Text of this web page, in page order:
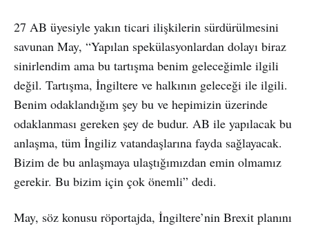
27 AB üyesiyle yakın ticari ilişkilerin sürdürülmesini
savunan May, “Yapılan spekülasyonlardan dolayı biraz
sinirlendim ama bu tartışma benim geleceğimle ilgili
değil. Tartışma, İngiltere ve halkının geleceği ile ilgili.
Benim odaklandığım şey bu ve hepimizin üzerinde
odaklanması gereken şey de budur. AB ile yapılacak bu
anlaşma, tüm İngiliz vatandaşlarına fayda sağlayacak.
Bizim de bu anlaşmaya ulaştığımızdan emin olmamız
gerekir. Bu bizim için çok önemli” dedi.
May, söz konusu röportajda, İngiltere’nin Brexit planını